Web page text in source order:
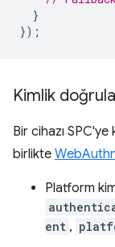
}
});
Kimlik
Bir cihazı
birlikte
Platform
ent ,